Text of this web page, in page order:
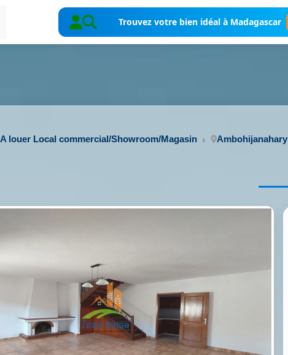
Trouvez votre bien idéal à Madagascar
A louer Local commercial/Showroom/Magasin Ambohijanahary